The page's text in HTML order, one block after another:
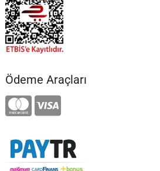
Ödeme Araçları